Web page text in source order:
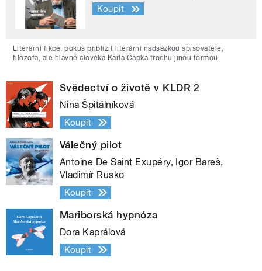
Koupit
Literární fikce, pokus přiblížit literární nadsázkou spisovatele,
filozofa, ale hlavně člověka Karla Čapka trochu jinou formou.
Svědectví o životě v KLDR 2
Nina Špitálníková
Koupit
Válečný pilot
Antoine De Saint Exupéry, Igor Bareš,
Vladimír Rusko
Koupit
Mariborská hypnóza
Dora Kaprálová
Koupit